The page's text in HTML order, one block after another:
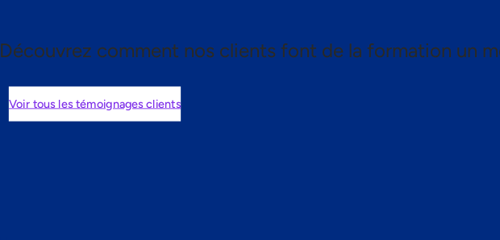
Découvrez comment nos clients font de la formation un
Voir tous les témoignages clients